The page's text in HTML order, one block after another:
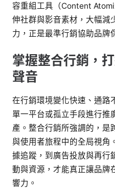
容重組工具（Content
伸社群與影音素材，大幅減
力，正是最準行銷協助品牌
掌握整合行銷，
聲音
在行銷環境變化快速、通路
單一平台或孤立手段進行推
產。整合行銷所強調的，是
與使用者旅程中的全局視角
據追蹤，到廣告投放與再行
動與資源，才能真正讓品牌
響力。